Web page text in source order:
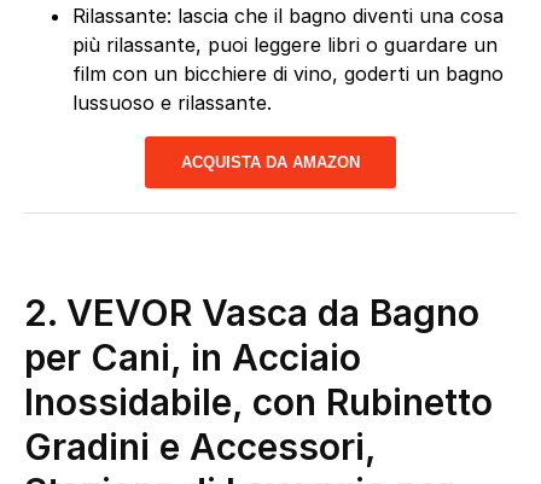
Rilassante: lascia che il bagno diventi una cosa
più rilassante, puoi leggere libri o guardare un
film con un bicchiere di vino, goderti un bagno
lussuoso e rilassante.
ACQUISTA DA AMAZON
2. VEVOR Vasca da Bagno
per Cani, in Acciaio
Inossidabile, con Rubinetto
Gradini e Accessori,